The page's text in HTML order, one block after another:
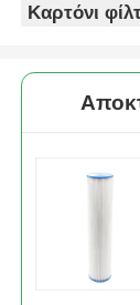
μανόμετρο
Μετρητής
Στήριγμα RO
Καρτόνι